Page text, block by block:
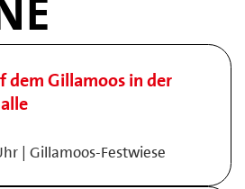
dem Gillamoos in der
| Gillamoos-Festwiese